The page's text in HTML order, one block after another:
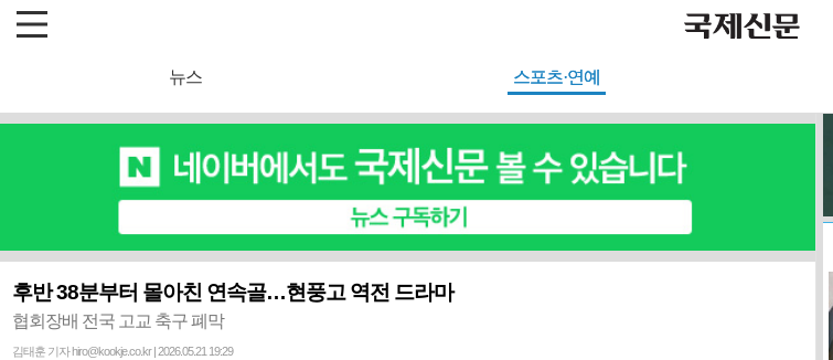
뉴스 스포츠·연예
후반 38분부터 몰아친 연속골…현풍고 역전 드라마
협회장배 전국 고교 축구 폐막
김태훈 기자 hiro@kookje.co.kr | 2026.05.21 19:29